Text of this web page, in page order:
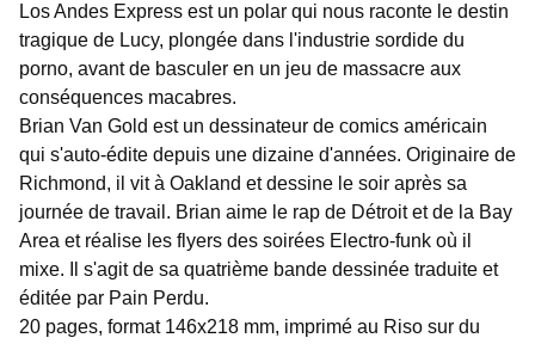
Los Andes Express est un polar qui nous raconte le destin
tragique de Lucy, plongée dans l'industrie sordide du
porno, avant de basculer en un jeu de massacre aux
conséquences macabres.
Brian Van Gold est un dessinateur de comics américain
qui s'auto-édite depuis une dizaine d'années. Originaire de
Richmond, il vit à Oakland et dessine le soir après sa
journée de travail. Brian aime le rap de Détroit et de la Bay
Area et réalise les flyers des soirées Electro-funk où il
mixe. Il s'agit de sa quatrième bande dessinée traduite et
éditée par Pain Perdu.
20 pages, format 146x218 mm, imprimé au Riso sur du